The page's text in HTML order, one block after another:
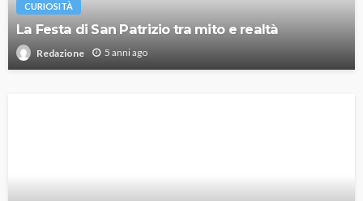
CURIOSITÀ
La Festa di San Patrizio tra mito e realtà
Redazione 5 anni ago